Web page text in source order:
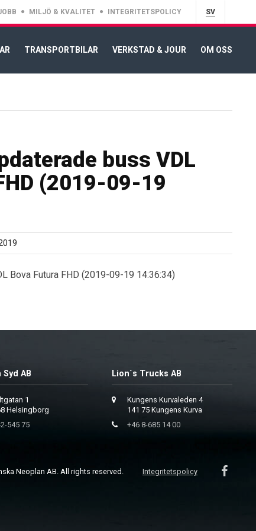
MILJÖ & KVALITET INTEGRITETSPOLICY SV
TRANSPORTBILAR VERKSTAD & JOUR OM OSS
buss VDL
(2019-09-19
Bova Futura FHD (2019-09-19 14:36:34)
AB
1
Helsingborg
545 75
Lion´s Trucks AB
Kungens Kurvaleden 4
141 75 Kungens Kurva
+46 8-685 14 00
Neoplan AB. All rights reserved. Integritetspolicy